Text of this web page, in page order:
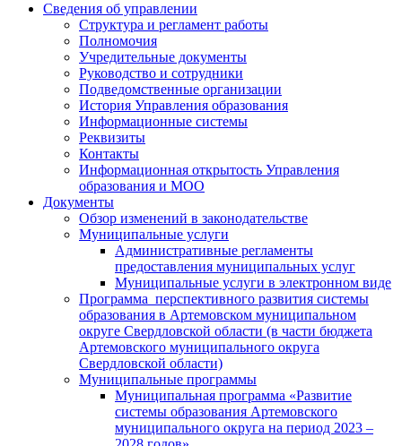
Сведения об управлении
Структура и регламент работы
Полномочия
Учредительные документы
Руководство и сотрудники
Подведомственные организации
История Управления образования
Информационные системы
Реквизиты
Контакты
Информационная открытость Управления
образования и МОО
Документы
Обзор изменений в законодательстве
Муниципальные услуги
Административные регламенты
предоставления муниципальных услуг
Муниципальные услуги в электронном виде
Программа перспективного развития системы
образования в Артемовском муниципальном
округе Свердловской области (в части бюджета
Артемовского муниципального округа
Свердловской области)
Муниципальные программы
Муниципальная программа «Развитие
системы образования Артемовского
муниципального округа на период 2023 –